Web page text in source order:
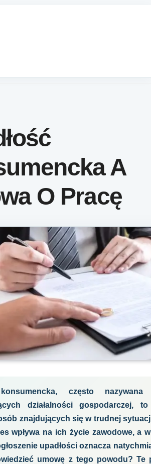
A
O Pracę
konsumencka, często
działalności gospodarczej,
znajdujących się w trudnej
wpływa na ich życie zawodowe, a
upadłości oznacza
umowę z tego powodu? Te